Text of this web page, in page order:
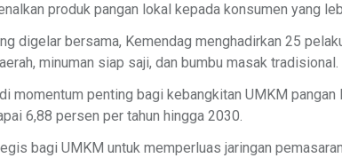
produk pangan lokal kepada konsumen yang
digelar bersama, Kemendag menghadirkan 25
minuman siap saji, dan bumbu masak tradisional.
momentum penting bagi kebangkitan UMKM
6,88 persen per tahun hingga 2030.
bagi UMKM untuk memperluas jaringan